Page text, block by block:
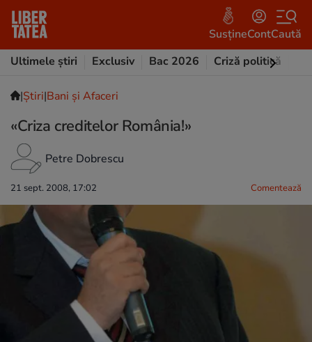
SusțineContCaută
Ultimele știri
Exclusiv Bac 2026 Criză politică
|Ştiri|Bani și Afaceri
«Criza creditelor România!»
Petre Dobrescu
21 sept. 2008, 17:02 Comentează